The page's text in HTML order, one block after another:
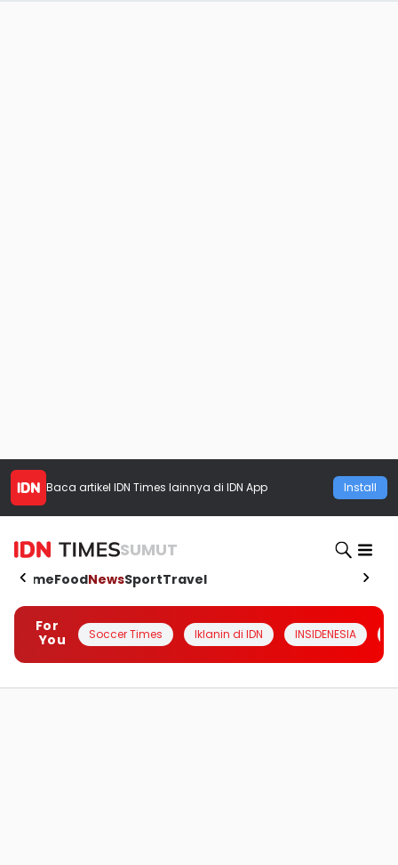
Baca artikel IDN Times lainnya di IDN App Install
SUMUT
HomeFoodNewsSportTravel
For
You
Soccer Times Iklanin di IDN INSIDENESIA